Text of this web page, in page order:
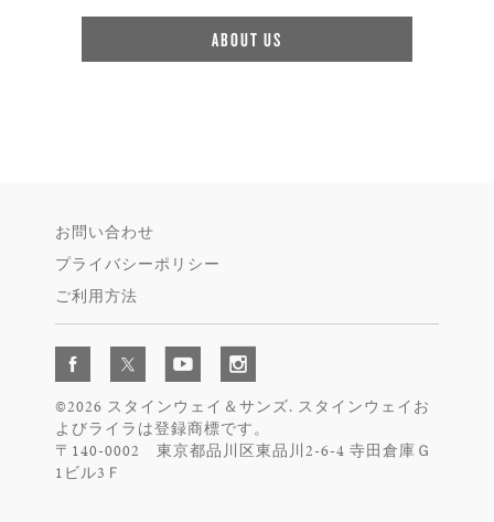
ABOUT US
お問い合わせ
プライバシーポリシー
ご利用方法
©2026 スタインウェイ＆サンズ. スタインウェイお
よびライラは登録商標です。
〒140-0002 東京都品川区東品川2-6-4 寺田倉庫Ｇ
1ビル3Ｆ